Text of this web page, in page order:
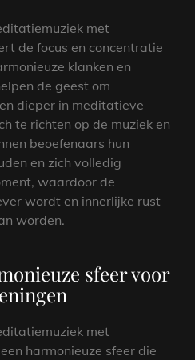
met
de focus en concentratie
klanken en
de geest om
dieper in meditatieve
te richten op de muziek en
beoefenaars hun
en zich volledig
waardoor de
wordt en innerlijke rust
worden.
sfeer voor
met
harmonieuze sfeer die